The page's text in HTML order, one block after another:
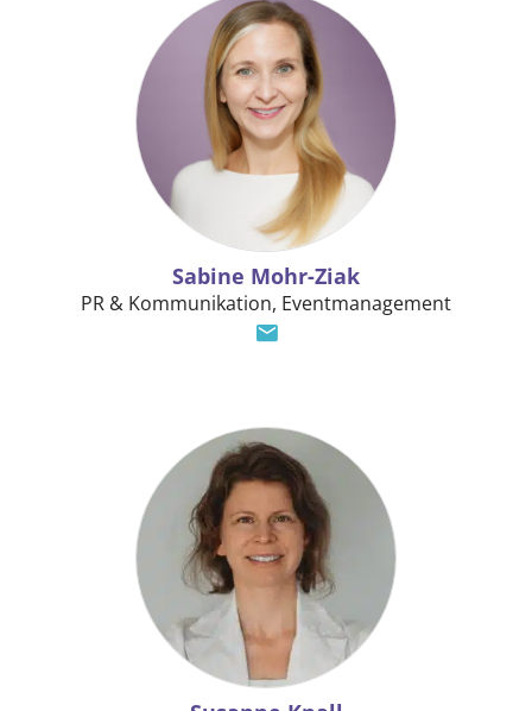
Sabine Mohr-Ziak
PR & Kommunikation, Eventmanagement